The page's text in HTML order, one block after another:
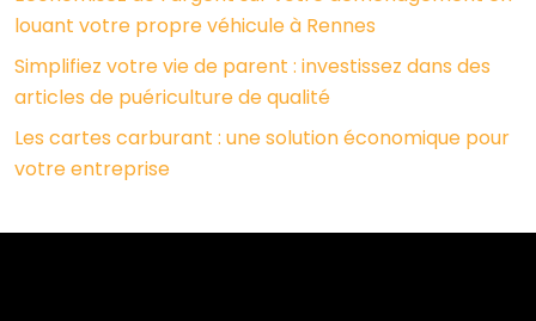
louant votre propre véhicule à Rennes
Simplifiez votre vie de parent : investissez dans des
articles de puériculture de qualité
Les cartes carburant : une solution économique pour
votre entreprise